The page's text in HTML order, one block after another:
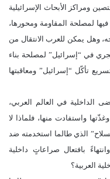
ومراكز الأبحاث الإسرائيلية
لمصلحة المقاومة ومحورها،
وهل يمكن للعرب الانتقال من
يجري في “إسرائيل” لمصلحة بناء
تأكّل “إسرائيل” ومعاقبتها
الداخلية في العالم العربي،
واستفادت منها، فلماذا لا
الذي طالما استخدمته ضد
بافتعال صراعاتٍ داخلية
العربية؟